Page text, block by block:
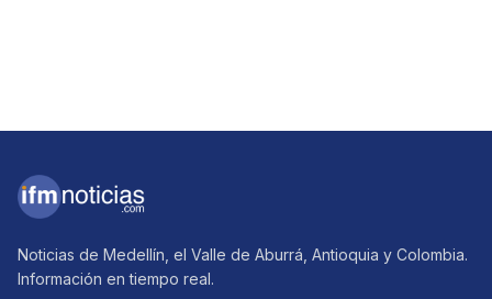
Noticias de Medellín, el Valle de Aburrá, Antioquia y Colombia.
Información en tiempo real.